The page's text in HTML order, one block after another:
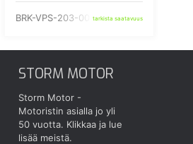
BRK-VPS-203-00-WWtarkista saatavuus
STORM MOTOR
Storm Motor -
Motoristin asialla jo yli
50 vuotta. Klikkaa ja lue
lisää meistä.